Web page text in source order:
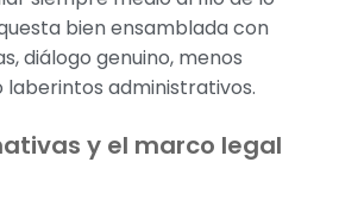
bien ensamblada con
diálogo genuino, menos
administrativos.
y el marco legal